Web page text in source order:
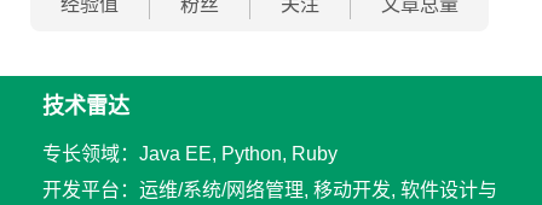
技术雷达
专长领域：Java EE, Python, Ruby
开发平台：运维/系统/网络管理, 移动开发, 软件设计与